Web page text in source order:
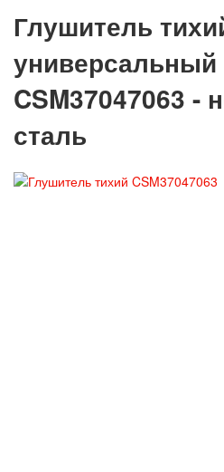
Глушитель
универсальный
CSM37047063 -
сталь